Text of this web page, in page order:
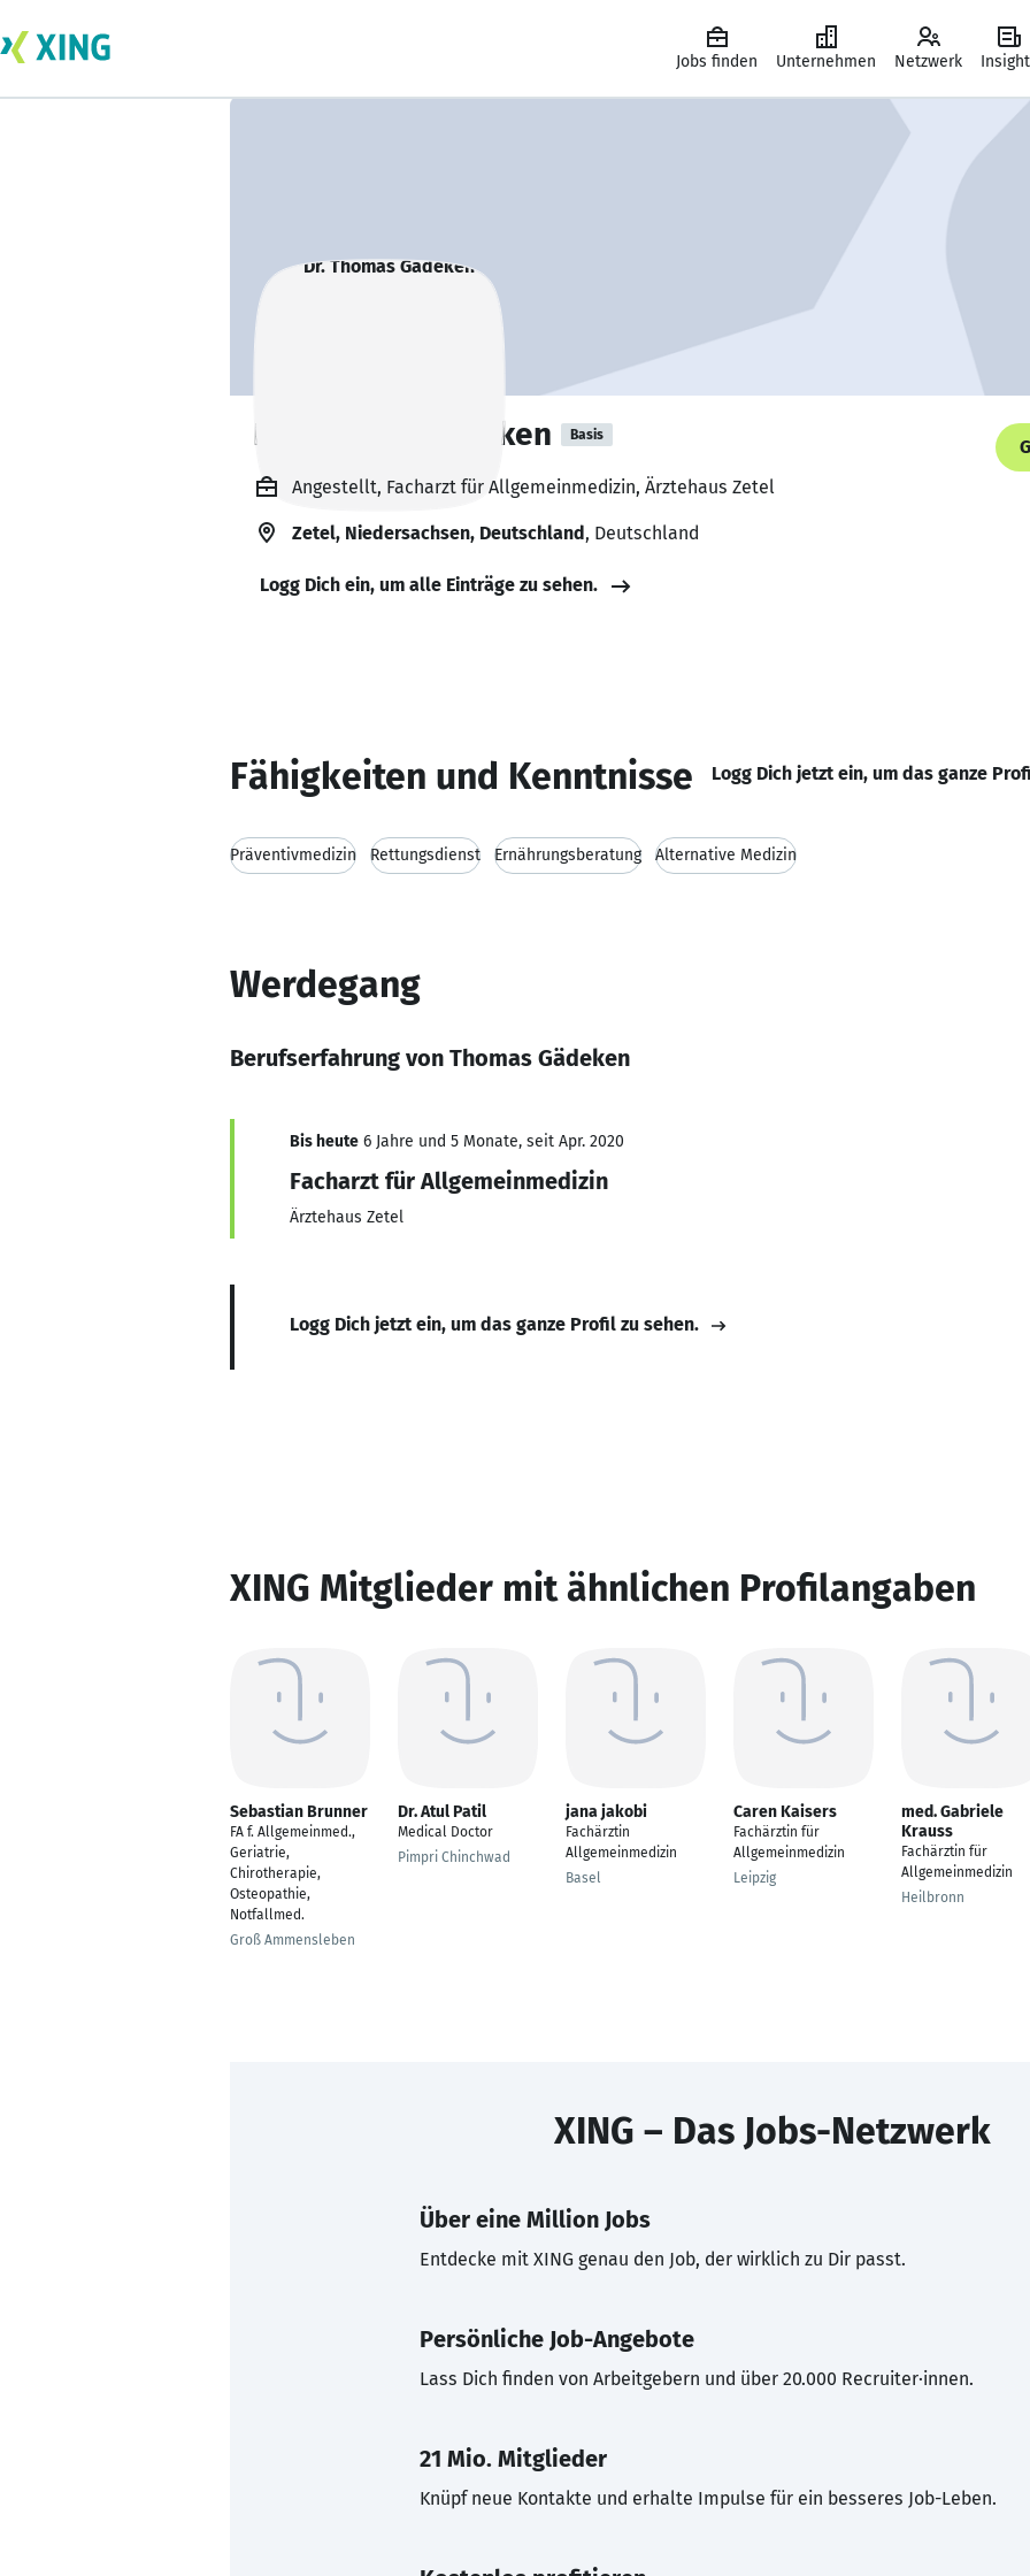
Jobs finden Unternehmen Netzwerk
Dr. Thomas Gädeken Basis
Angestellt, Facharzt für Allgemeinmedizin, Ärztehaus Zetel
Zetel, Niedersachsen, Deutschland, Deutschland
Logg Dich ein, um alle Einträge zu sehen.
Fähigkeiten und Kenntnisse Logg Dich jetzt ein, um das ganze
Präventivmedizin Rettungsdienst Ernährungsberatung Alternative Medizin
Werdegang
Berufserfahrung von Thomas Gädeken
Bis heute 6 Jahre und 5 Monate, seit Apr. 2020
Facharzt für Allgemeinmedizin
Ärztehaus Zetel
Logg Dich jetzt ein, um das ganze Profil zu sehen.
XING Mitglieder mit ähnlichen Profilangaben
Sebastian Brunner
FA f. Allgemeinmed.,
Geriatrie,
Chirotherapie,
Osteopathie,
Notfallmed.
Groß Ammensleben
Dr. Atul Patil
Medical Doctor
Pimpri Chinchwad
jana jakobi
Fachärztin
Allgemeinmedizin
Basel
Caren Kaisers
Fachärztin für
Allgemeinmedizin
Leipzig
med. Gabriele
Krauss
Fachärztin für
Allgemeinmedizin
Heilbronn
XING – Das Jobs-Netzwerk
Über eine Million Jobs
Entdecke mit XING genau den Job, der wirklich zu Dir passt.
Persönliche Job-Angebote
Lass Dich finden von Arbeitgebern und über 20.000 Recruiter·innen.
21 Mio. Mitglieder
Knüpf neue Kontakte und erhalte Impulse für ein besseres Job-Leben.